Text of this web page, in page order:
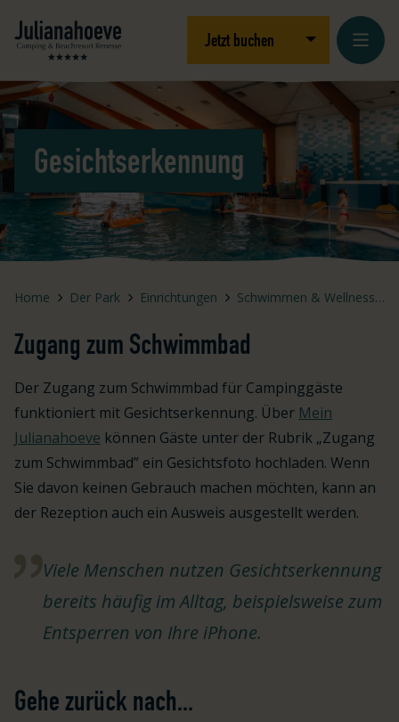
Logo Julianahoeve Jetzt buchen Dropdown
Gesichtserkennung
Home Der Park Einrichtungen Schwimmen & Wellness
Zugang zum Schwimmbad
Der Zugang zum Schwimmbad für Campinggäste
funktioniert mit Gesichtserkennung. Über Mein
Julianahoeve können Gäste unter der Rubrik „Zugang
zum Schwimmbad” ein Gesichtsfoto hochladen. Wenn
Sie davon keinen Gebrauch machen möchten, kann an
der Rezeption auch ein Ausweis ausgestellt werden.
Viele Menschen nutzen Gesichtserkennung
bereits häufig im Alltag, beispielsweise zum
Entsperren von Ihre iPhone.
Gehe zurück nach...